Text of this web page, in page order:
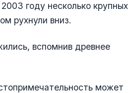
году несколько крупных
рухнули вниз.
вспомнив древнее
может